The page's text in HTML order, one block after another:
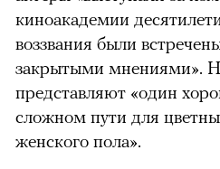
киноакадемии
воззвания были
закрытыми мнениями».
представляют «один
сложном пути для
женского пола».